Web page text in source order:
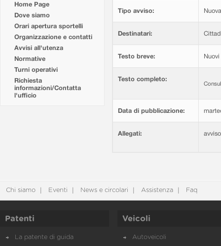
Home Page
Dove siamo
Orari apertura sportelli
Organizzazione e contatti
Avvisi all'utenza
Normative
Turni operativi
Richiesta
informazioni/Contatta
l'ufficio
Tipo avviso:
Destinatari:
Testo breve:
Testo completo:
Data di pubblicazione:
Allegati:
Chi siamo Eventi News e circolari Assistenza Faq
Patenti
La patente di guida
Veicoli
Autoveicoli